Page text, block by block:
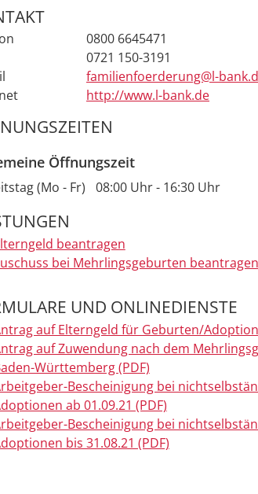
0800 6645471
0721 150-3191
familienfoerderung@l-
http://www.l-bank.de
Öffnungszeit
(Mo - Fr) 08:00 Uhr- 16:30 Uhr
beantragen
bei Mehrlingsgeburten beantragen
UND ONLINEDIENSTE
auf Elterngeld für Geburten/
auf Zuwendung nach dem
Württemberg (PDF)
Bescheinigung bei
ab 01.09.21 (PDF)
Bescheinigung bei
bis 31.08.21 (PDF)